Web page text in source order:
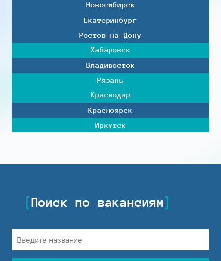
Новосибирск
Екатеринбург
Ростов-на-Дону
Хабаровск
Владивосток
Рязань
Краснодар
Красноярск
Иркутск
Поиск по вакансиям